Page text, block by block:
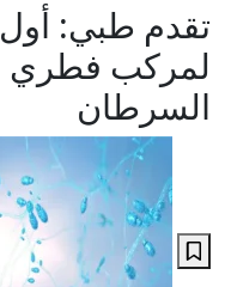
تقدم طبي:
لمركب فطري
السرطان